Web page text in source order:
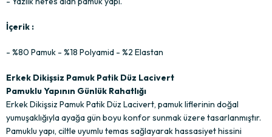
İçerik :
- %80 Pamuk - %18 Polyamid - %2 Elastan
Erkek Dikişsiz Pamuk Patik Düz Lacivert
Pamuklu Yapının Günlük Rahatlığı
Erkek Dikişsiz Pamuk Patik Düz Lacivert, pamuk liflerinin doğal
yumuşaklığıyla ayağa gün boyu konfor sunmak üzere tasarlanmıştır.
Pamuklu yapı, ciltle uyumlu temas sağlayarak hassasiyet hissini